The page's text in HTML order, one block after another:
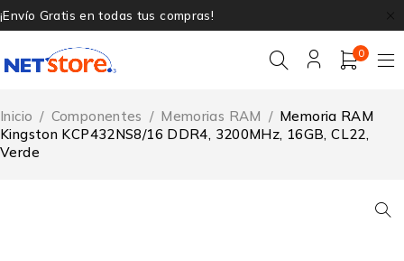
¡Envío Gratis en todas tus compras!
0
Inicio / Componentes / Memorias RAM / Memoria RAM
Kingston KCP432NS8/16 DDR4, 3200MHz, 16GB, CL22,
Verde